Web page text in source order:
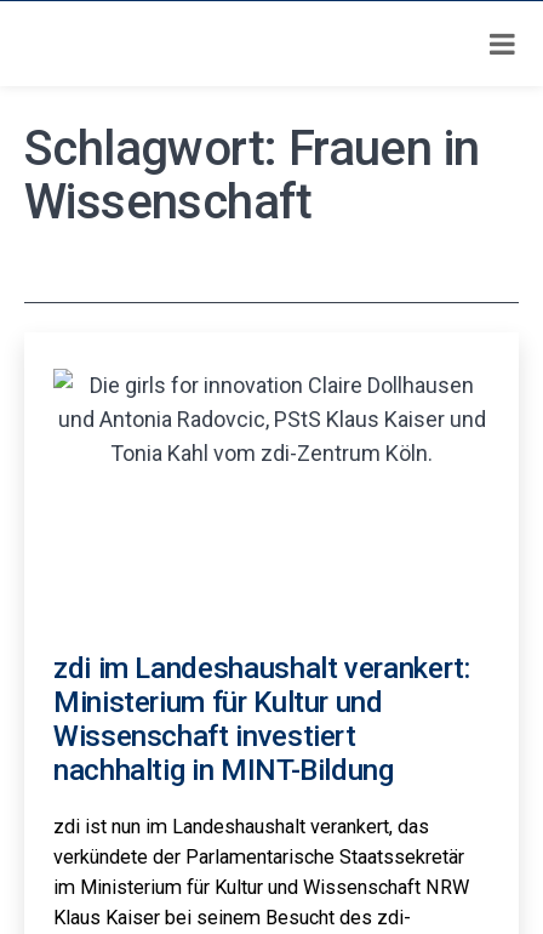
Inhalt
springen
Schlagwort: Frauen in
Wissenschaft
zdi im Landeshaushalt verankert:
Ministerium für Kultur und
Wissenschaft investiert
nachhaltig in MINT-Bildung
zdi ist nun im Landeshaushalt verankert, das
verkündete der Parlamentarische Staatssekretär
im Ministerium für Kultur und Wissenschaft NRW
Klaus Kaiser bei seinem Besucht des zdi-